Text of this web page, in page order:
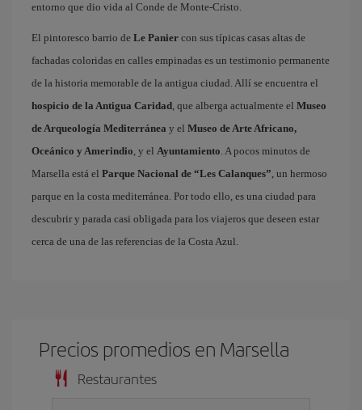
entorno que dio vida al Conde de Monte-Cristo.
El pintoresco barrio de Le Panier con sus típicas casas altas de
fachadas coloridas en calles empinadas es un testimonio permanente
de la historia memorable de la antigua ciudad. Allí se encuentra el
hospicio de la Antigua Caridad, que alberga actualmente el Museo
de Arqueología Mediterránea y el Museo de Arte Africano,
Oceánico y Amerindio, y el Ayuntamiento. A pocos minutos de
Marsella está el Parque Nacional de “Les Calanques”, un hermoso
parque en la costa mediterránea. Por todo ello, es una ciudad para
descubrir y parada casi obligada para los viajeros que deseen estar
cerca de una de las referencias de la Costa Azul.
Precios promedios en Marsella
Restaurantes